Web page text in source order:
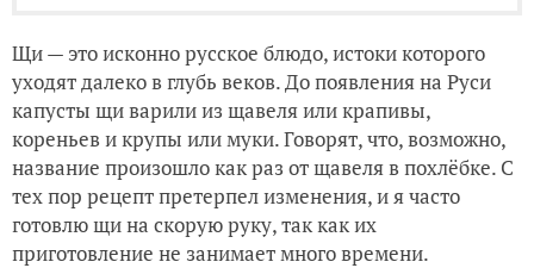
Щи — это исконно русское блюдо, истоки которого
уходят далеко в глубь веков. До появления на Руси
капусты щи варили из щавеля или крапивы,
кореньев и крупы или муки. Говорят, что, возможно,
название произошло как раз от щавеля в похлёбке. С
тех пор рецепт претерпел изменения, и я часто
готовлю щи на скорую руку, так как их
приготовление не занимает много времени.